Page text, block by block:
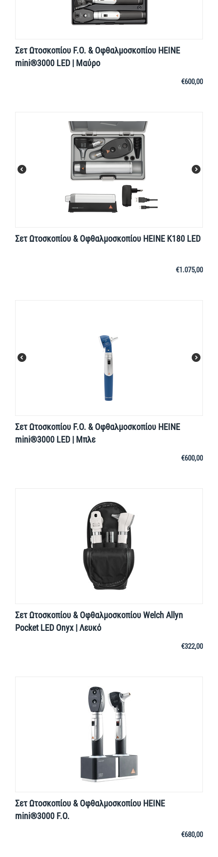
Σετ Ωτοσκοπίου F.O. & Οφθαλμοσκοπίου HEINE
mini®3000 LED | Μαύρο
€600,00
Σετ Ωτοσκοπίου & Οφθαλμοσκοπίου HEINE K180 LED
€1.075,00
Σετ Ωτοσκοπίου F.O. & Οφθαλμοσκοπίου HEINE
mini®3000 LED | Μπλε
€600,00
Σετ Ωτοσκοπίου & Οφθαλμοσκοπίου Welch Allyn
Pocket LED Onyx | Λευκό
€322,00
Σετ Ωτοσκοπίου & Οφθαλμοσκοπίου HEINE
mini®3000 F.O.
€680,00